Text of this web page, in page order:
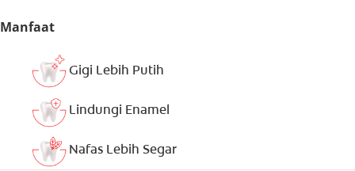
Manfaat
Gigi Lebih Putih
Lindungi Enamel
Nafas Lebih Segar